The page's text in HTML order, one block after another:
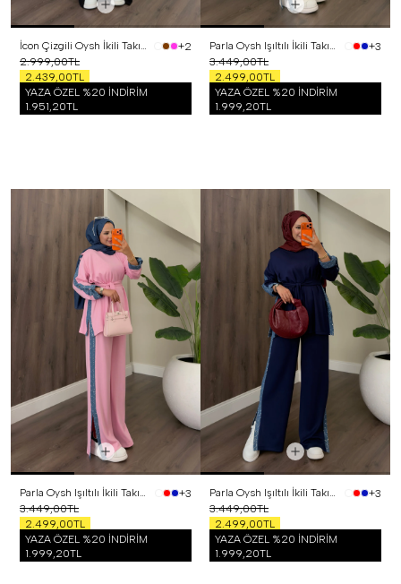
İcon Çizgili Oysh İkili Takım Siyah
+2
2.999,00TL
2.439,00TL
YAZA ÖZEL %20 İNDİRİM
1.951,20TL
Parla Oysh Işıltılı İkili Takım Beyaz
+3
3.449,00TL
2.499,00TL
YAZA ÖZEL %20 İNDİRİM
1.999,20TL
Parla Oysh Işıltılı İkili Takım Pembe
+3
3.449,00TL
2.499,00TL
YAZA ÖZEL %20 İNDİRİM
1.999,20TL
Parla Oysh Işıltılı İkili Takım Lacivert
+3
3.449,00TL
2.499,00TL
YAZA ÖZEL %20 İNDİRİM
1.999,20TL